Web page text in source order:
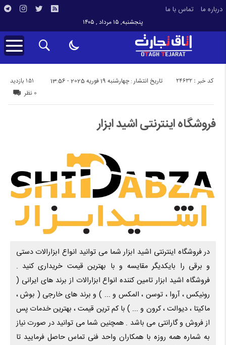
درباره ما تماس با ما
پنجشنبه, ۱۵ مرداد , ۱۴۰۵
تاریخ انتشار : چهارشنبه 19 فوریه 2025 - 13:56 151 بازدید کد خبر : 24632
0 نظر
فروشگاه اینترنتی اشید ابزار
در فروشگاه اینترنتی اشید ابزار شما می توانید انواع ابزارالات دستی
و برقی را بایکدیگر مقایسه و با بهترین قیمت خریداری کنید .
فروشگاه اشید ابزار تامین کننده انواع ابزارالات از برند های ایرانی (
رونیکس ، آروا ، توسن ، المکس و ... ) و برند های خارجی ( بوش ،
ماکیتا ، دیوالت ، کرون و ... ) با کم ترین قیمت ، بهترین خدمات پس
از فروش و گارانتی می باشد . همچنین شما می توانید در صورت نیاز
به شماره همه روزه با همکاران واحد فنی تماس حاصل فرمایید تا